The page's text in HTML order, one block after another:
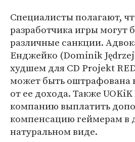
Специалисты полагают,
разработчика игры могут
различные санкции.
Енджейко (Dominik
худшем для CD Projekt
может быть оштрафована
от ее дохода. Также
компанию выплатить
компенсацию геймерам в
натуральном виде.